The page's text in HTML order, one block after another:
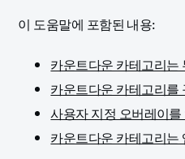
이 도움말에 포함된 내용:
카운트다운 카테고리는
카운트다운 카테고리를
사용자 지정 오버레이
카운트다운 카테고리